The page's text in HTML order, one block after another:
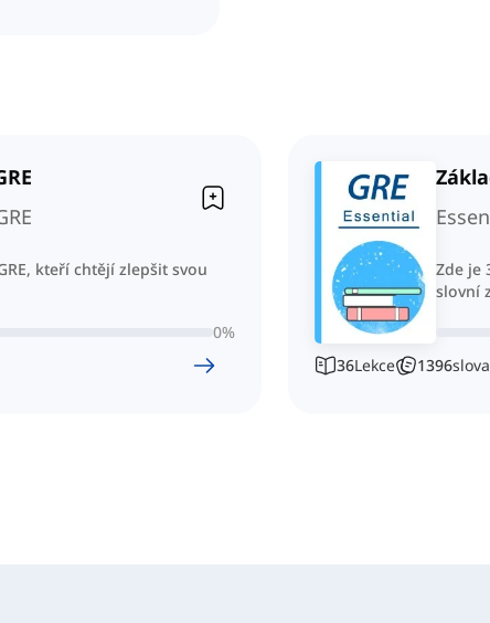
kteří chtějí zlepšit svou
0%
Zde je
slovní
36Lekce 1396slova